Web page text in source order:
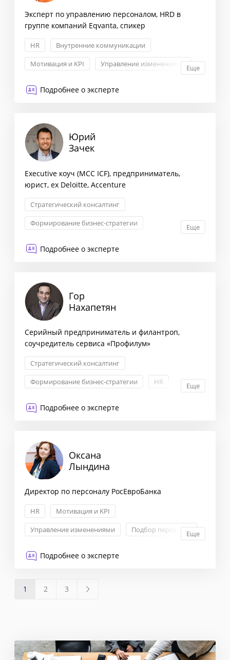
Эксперт по управлению персоналом, HRD в
группе компаний Eqvanta, спикер
HR
Внутренние коммуникации
Мотивация и KPI
Управление изменениямиЕще
Подробнее о эксперте
Юрий
Зачек
Executive коуч (MCC ICF), предприниматель,
юрист, ex Deloitte, Accenture
Стратегический консалтинг
Формирование бизнес-стратегии
Еще
Подробнее о эксперте
Гор
Нахапетян
Серийный предприниматель и филантроп,
соучредитель сервиса «Профилум»
Стратегический консалтинг
Формирование бизнес-стратегии
HR
Еще
Подробнее о эксперте
Оксана
Лындина
Директор по персоналу РосЕвроБанка
HR
Мотивация и KPI
Управление изменениями
Подбор персоналаЕще
Подробнее о эксперте
1 2 3